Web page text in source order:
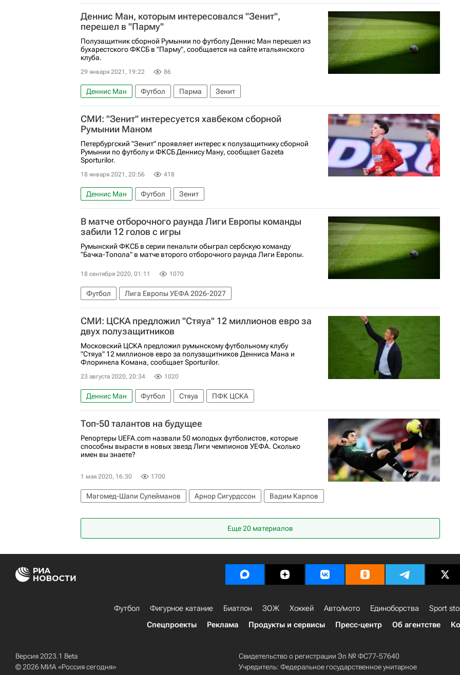
Деннис Ман, которым интересовался "Зенит",
перешел в "Парму"
Полузащитник сборной Румынии по футболу Деннис Ман перешел из
бухарестского ФКСБ в "Парму", сообщается на сайте итальянского
клуба.
29 января 2021, 19:22 86
Деннис Ман Футбол Парма Зенит
СМИ: "Зенит" интересуется хавбеком сборной
Румынии Маном
Петербургский "Зенит" проявляет интерес к полузащитнику сборной
Румынии по футболу и ФКСБ Деннису Ману, сообщает Gazeta
Sporturilor.
18 января 2021, 20:56 418
Деннис Ман Футбол Зенит
В матче отборочного раунда Лиги Европы команды
забили 12 голов с игры
Румынский ФКСБ в серии пенальти обыграл сербскую команду
"Бачка-Топола" в матче второго отборочного раунда Лиги Европы.
18 сентября 2020, 01:11 1070
Футбол Лига Европы УЕФА 2026-2027
СМИ: ЦСКА предложил "Стяуа" 12 миллионов евро за
двух полузащитников
Московский ЦСКА предложил румынскому футбольному клубу
"Стяуа" 12 миллионов евро за полузащитников Денниса Мана и
Флоринела Комана, сообщает Sporturilor.
23 августа 2020, 20:34 1020
Деннис Ман Футбол Стяуа ПФК ЦСКА
Топ-50 талантов на будущее
Репортеры UEFA.com назвали 50 молодых футболистов, которые
способны вырасти в новых звезд Лиги чемпионов УЕФА. Сколько
имен вы знаете?
1 мая 2020, 16:30 1700
Магомед-Шапи Сулейманов Арнор Сигурдссон Вадим Карпов
Еще 20 материалов
Футбол Фигурное катание Биатлон ЗОЖ Хоккей Авто/мото Единоборства Sport
Спецпроекты
Реклама Продукты и сервисы Пресс-центр Об агентстве
Версия 2023.1 Beta
© 2026 МИА «Россия сегодня»
Свидетельство о регистрации Эл № ФС77-57640
Учредитель: Федеральное государственное унитарное